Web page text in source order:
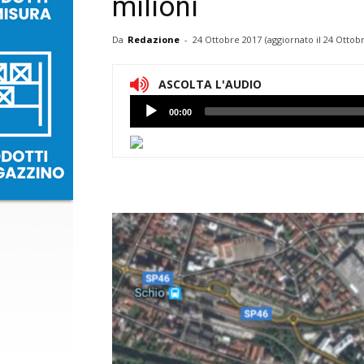
milioni
Da Redazione - 24 Ottobre 2017 (aggiornato il 24
ASCOLTA L'AUDIO
Lettore
Audio
00:00